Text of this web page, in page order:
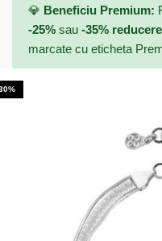
💎 Beneficiu Premium:
-25% sau -35% reducere
marcate cu eticheta